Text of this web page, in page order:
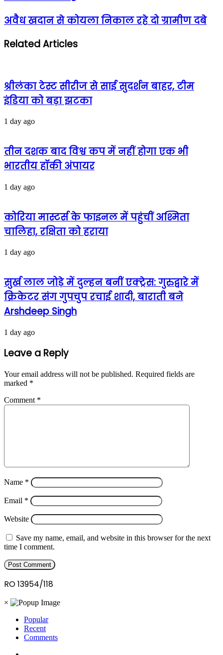
अवैध खदान से कोयला निकाल रहे दो ग्रामीण दबे
Related Articles
श्रीलंका टेस्ट सीरीज से साई सुदर्शन बाहर, टीम
इंडिया को बड़ा झटका
1 day ago
तीन दशक बाद विश्व कप में नहीं होगा एक भी
भारतीय हॉकी अंपायर
1 day ago
कोरिया मास्टर्स के फाइनल में पहुंचीं अश्मिता
चालिहा, रक्षिता को हराया
1 day ago
सुर्ख लाल जोड़े में दुल्हन बनीं एक्ट्रेस: गुरुद्वारे में
क्रिकेटर संग गुपचुप रचाई शादी, बाराती बने
Arshdeep Singh
1 day ago
Leave a Reply
Your email address will not be published. Required fields are
marked *
Comment *
Name *
Email *
Website
Save my name, email, and website in this browser for the next
time I comment.
RO 13954/118
×
Popular
Recent
Comments